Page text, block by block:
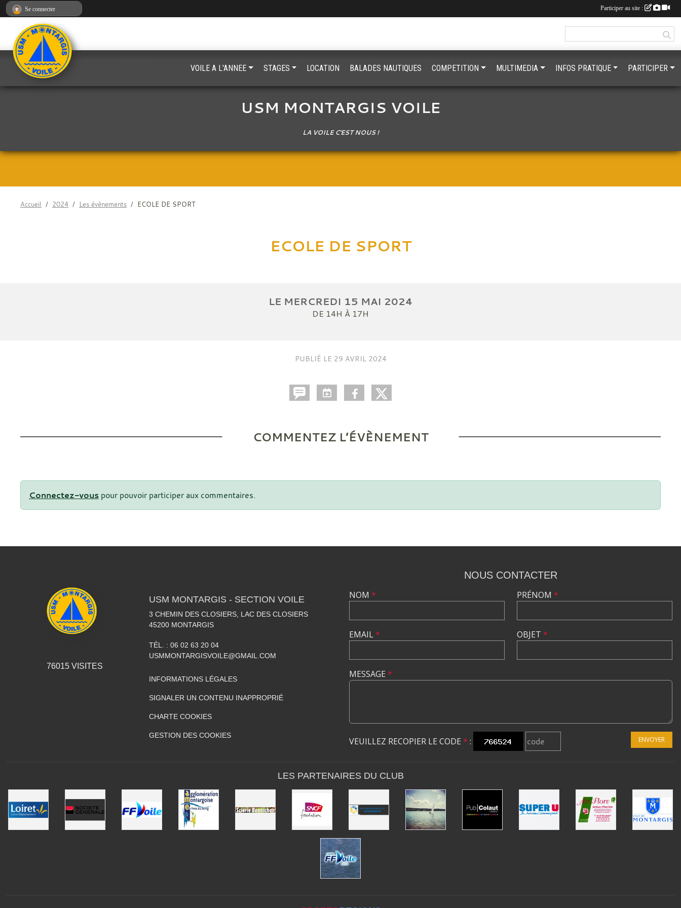
USM MONTARGIS VOILE
LA VOILE C'EST NOUS !
Accueil 2024 Les évènements ECOLE DE SPORT
ECOLE DE SPORT
LE MERCREDI 15 MAI 2024
DE 14H À 17H
PUBLIÉ LE 29 AVRIL 2024
COMMENTEZ L’ÉVÈNEMENT
Connectez-vous pour pouvoir participer aux commentaires.
VOILE A L'ANNEE STAGES LOCATION BALADES NAUTIQUES COMPETITION MULTIMEDIA INFOS PRATIQUE PARTICIPER
76015VISITES
USM MONTARGIS - SECTION VOILE
3 CHEMIN DES CLOSIERS, LAC DES CLOSIERS
45200 MONTARGIS
TÉL. : 06 02 63 20 04
USMMONTARGISVOILE@GMAIL.COM
INFORMATIONS LÉGALES
SIGNALER UN CONTENU INAPPROPRIÉ
CHARTE COOKIES
GESTION DES COOKIES
NOUS CONTACTER
NOM *
EMAIL*
PRÉNOM *
OBJET *
MESSAGE *
VEUILLEZ RECOPIER LE CODE * : ENVOYER
LES PARTENAIRES DU CLUB
Se connecter Participer au site :
Panneau de gestion des cookies